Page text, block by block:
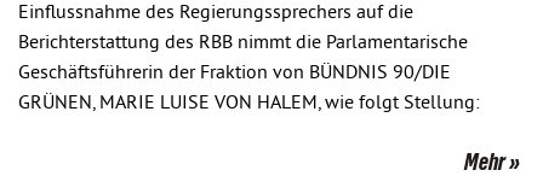
Einflussnahme des Regierungssprechers auf die
Berichterstattung des RBB nimmt die Parlamentarische
Geschäftsführerin der Fraktion von BÜNDNIS 90/DIE
GRÜNEN, MARIE LUISE VON HALEM, wie folgt Stellung:
Mehr